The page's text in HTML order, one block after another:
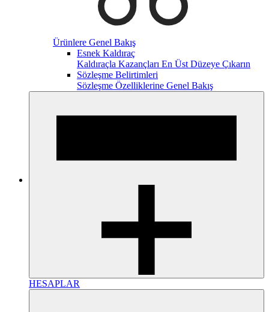
Ürünlere Genel Bakış
Esnek Kaldıraç
Kaldıraçla Kazançları En Üst Düzeye Çıkarın
Sözleşme Belirtimleri
Sözleşme Özelliklerine Genel Bakış
HESAPLAR